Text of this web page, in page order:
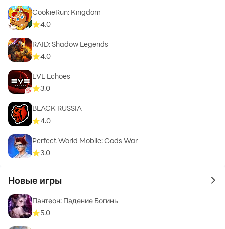
CookieRun: Kingdom
4.0
RAID: Shadow Legends
4.0
EVE Echoes
3.0
BLACK RUSSIA
4.0
Perfect World Mobile: Gods War
3.0
Новые игры to
Пантеон: Падение Богинь
5.0